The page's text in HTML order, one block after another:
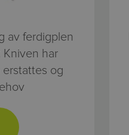
av ferdigplen
Kniven har
og